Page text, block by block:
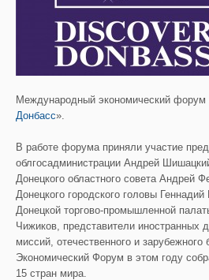
Международный экономический форум
Донбасс».
В работе форума приняли участие
облгосадминистрации Андрей
Донецкого областного совета Андрей
Донецкого городского головы
Донецкой торгово-промышленной
Чижиков, представители иностранных
миссий, отечественного и зарубежного
Экономический Форум в этом году
15 стран мира.